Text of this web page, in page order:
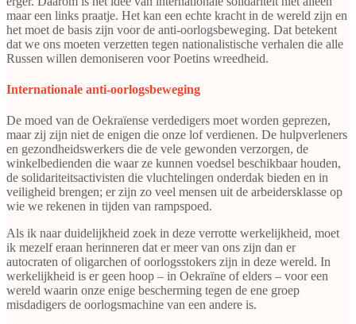
maar een links praatje. Het kan een echte kracht in de wereld zijn en
het moet de basis zijn voor de anti-oorlogsbeweging. Dat betekent
dat we ons moeten verzetten tegen nationalistische verhalen die alle
Russen willen demoniseren voor Poetins wreedheid.
Internationale anti-oorlogsbeweging
De moed van de Oekraïense verdedigers moet worden geprezen,
maar zij zijn niet de enigen die onze lof verdienen. De hulpverleners
en gezondheidswerkers die de vele gewonden verzorgen, de
winkelbedienden die waar ze kunnen voedsel beschikbaar houden,
de solidariteitsactivisten die vluchtelingen onderdak bieden en in
veiligheid brengen; er zijn zo veel mensen uit de arbeidersklasse op
wie we rekenen in tijden van rampspoed.
Als ik naar duidelijkheid zoek in deze verrotte werkelijkheid, moet
ik mezelf eraan herinneren dat er meer van ons zijn dan er
autocraten of oligarchen of oorlogsstokers zijn in deze wereld. In
werkelijkheid is er geen hoop – in Oekraïne of elders – voor een
wereld waarin onze enige bescherming tegen de ene groep
misdadigers de oorlogsmachine van een andere is.